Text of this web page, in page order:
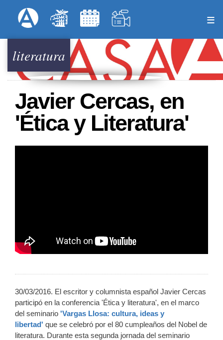
al
principal
Menú Superior
literatura
Javier Cercas, en
'Ética y Literatura'
30/03/2016. El escritor y columnista español Javier Cercas
participó en la conferencia 'Ética y literatura', en el marco
del seminario 'Vargas Llosa: cultura, ideas y
libertad' que se celebró por el 80 cumpleaños del Nobel de
literatura. Durante esta segunda jornada del seminario